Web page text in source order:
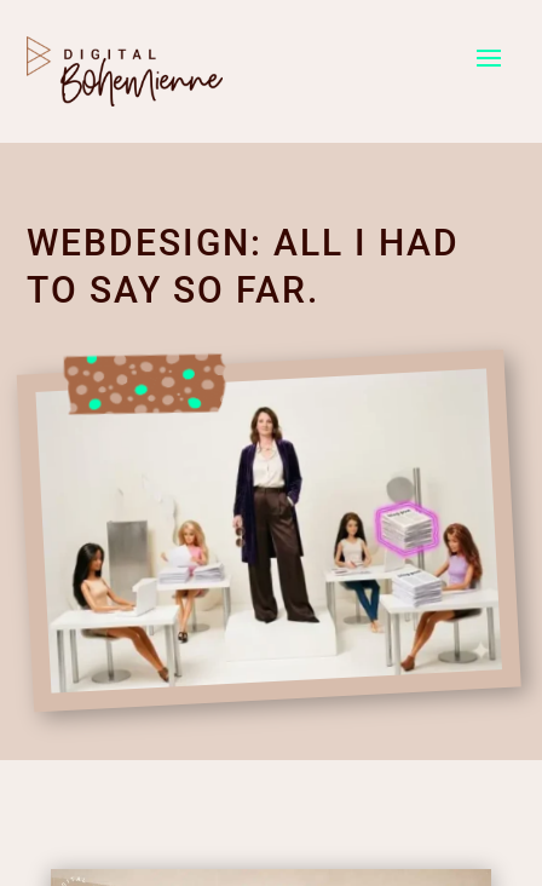
WEBDESIGN: ALL I HAD
TO SAY SO FAR.